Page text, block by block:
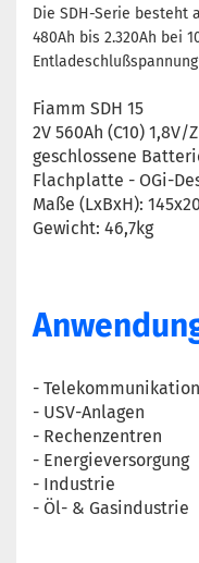
Die SDH-Serie besteht
480Ah bis 2.320Ah bei
Fiamm SDH 15
2V 560Ah (C10) 1,8V/
geschlossene
Flachplatte - OGi-
Maße (LxBxH):
Gewicht: 46,7kg
- Telekommunikation
- USV-Anlagen
- Rechenzentren
- Energieversorgung
- Industrie
- Öl- & Gasindustrie